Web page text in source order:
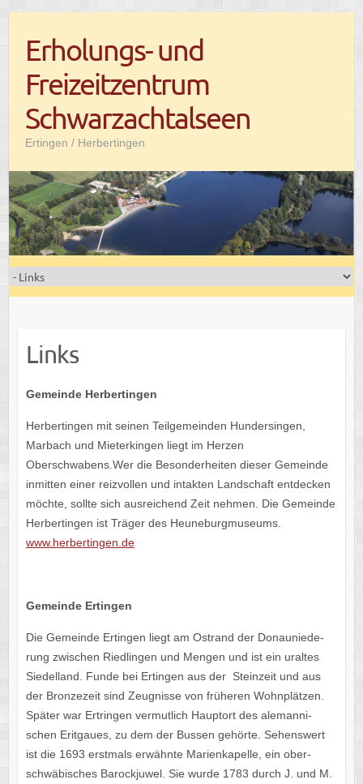
contentErholungs- und
Freizeitzentrum
Schwarzachtalseen
Ertingen / Herbertingen
Links
Gemeinde Herber­tin­gen
Herber­tin­gen mit seinen Teil­ge­mein­den Hunder­sin­gen,
Marbach und Mieter­kin­gen liegt im Herzen
Oberschwabens.Wer die Beson­der­hei­ten dieser Gemeinde
inmit­ten einer reiz­vol­len und intak­ten Land­schaft entde­cken
möchte, sollte sich ausrei­chend Zeit nehmen. Die Gemeinde
Herber­tin­gen ist Träger des Heuneburgmuseums.
www​.herber​tin​gen​.de
Gemeinde Ertin­gen
Die Gemeinde Ertin­gen liegt am Ostrand der Donau­nie­de­
rung zwischen Ried­lin­gen und Mengen und ist ein uraltes
Siedell­and. Funde bei Ertin­gen aus der Stein­zeit und aus
der Bron­ze­zeit sind Zeug­nisse von frühe­ren Wohn­plät­zen.
Später war Ertrin­gen vermut­lich Haupt­ort des aleman­ni­
schen Erit­gaues, zu dem der Bussen gehörte. Sehens­wert
ist die 1693 erst­mals erwähnte Mari­en­ka­pelle, ein ober­
schwä­bi­sches Barock­ju­wel. Sie wurde 1783 durch J. und M.